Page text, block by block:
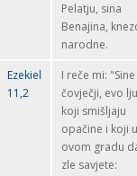
Pelatju, sina
Benajina,
narodne.
Ezekiel
11,2
I reče mi: "Sine
čovječji, evo
koji smišljaju
opačine i koji
ovom gradu
zle savjete: